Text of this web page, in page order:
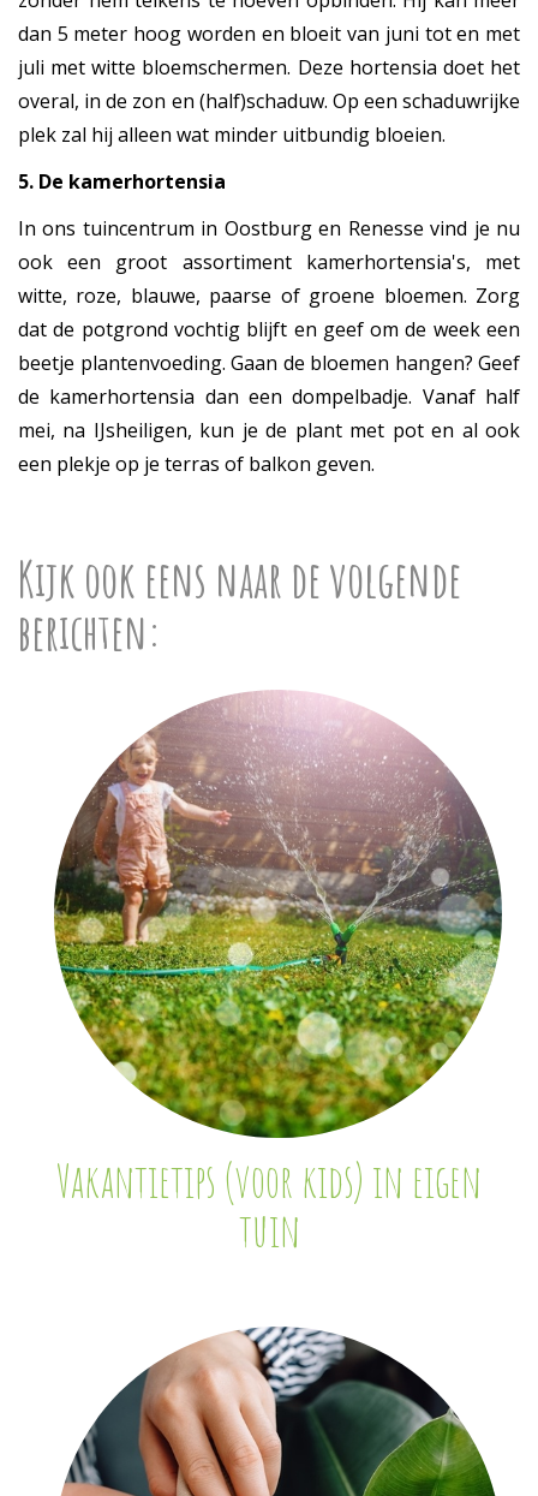
dan 5 meter hoog worden en bloeit van juni tot en met
juli met witte bloemschermen. Deze hortensia doet het
overal, in de zon en (half)schaduw. Op een schaduwrijke
plek zal hij alleen wat minder uitbundig bloeien.
5. De kamerhortensia
In ons tuincentrum in Oostburg en Renesse vind je nu
ook een groot assortiment kamerhortensia's, met
witte, roze, blauwe, paarse of groene bloemen. Zorg
dat de potgrond vochtig blijft en geef om de week een
beetje plantenvoeding. Gaan de bloemen hangen? Geef
de kamerhortensia dan een dompelbadje. Vanaf half
mei, na IJsheiligen, kun je de plant met pot en al ook
een plekje op je terras of balkon geven.
Kijk ook eens naar de volgende
berichten:
Vakantietips (voor kids) in eigen
tuin